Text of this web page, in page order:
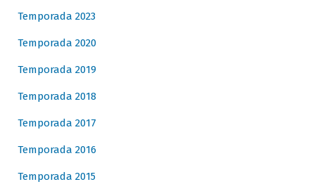
Temporada 2023
Temporada 2020
Temporada 2019
Temporada 2018
Temporada 2017
Temporada 2016
Temporada 2015